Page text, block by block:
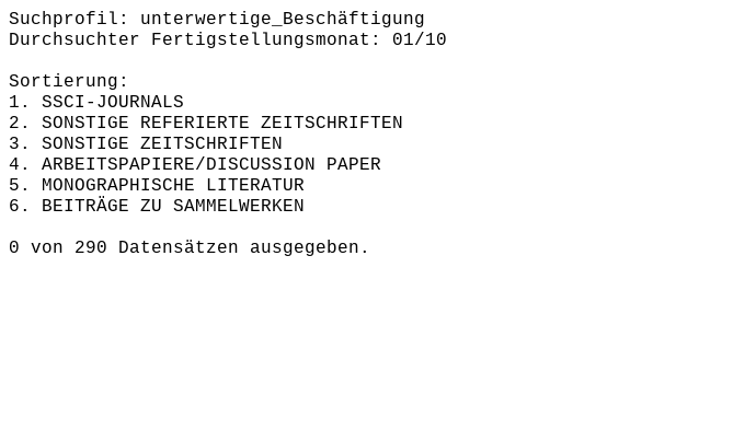
Suchprofil: unterwertige_Beschäftigung
Durchsuchter Fertigstellungsmonat: 01/10
Sortierung:
1. SSCI-JOURNALS
2. SONSTIGE REFERIERTE ZEITSCHRIFTEN
3. SONSTIGE ZEITSCHRIFTEN
4. ARBEITSPAPIERE/DISCUSSION PAPER
5. MONOGRAPHISCHE LITERATUR
6. BEITRÄGE ZU SAMMELWERKEN
0 von 290 Datensätzen ausgegeben.